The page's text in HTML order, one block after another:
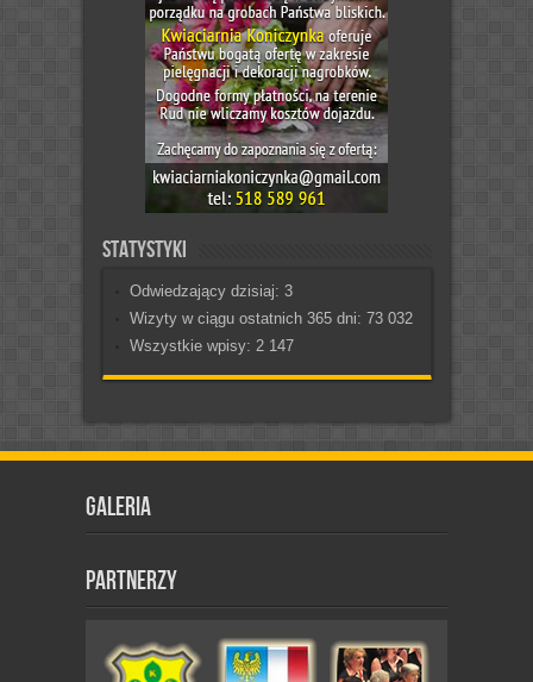
Statystyki
Odwiedzający dzisiaj: 3
Wizyty w ciągu ostatnich 365 dni: 73 032
Wszystkie wpisy: 2 147
Galeria
Partnerzy